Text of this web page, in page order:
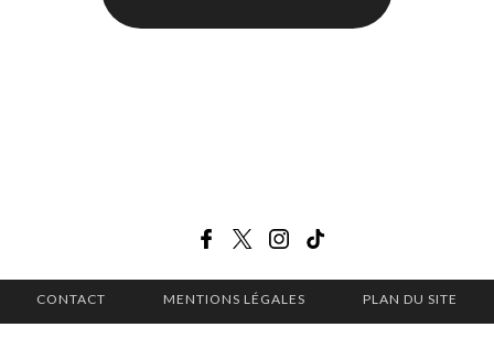
CONTACT MENTIONS LÉGALES PLAN DU SITE